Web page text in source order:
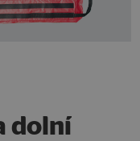
dolní